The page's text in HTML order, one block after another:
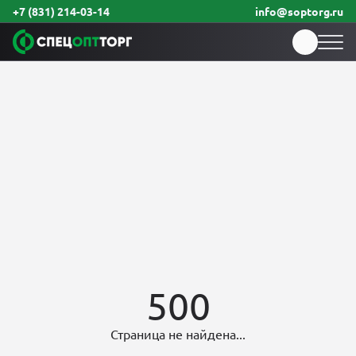
+7 (831) 214-03-14 info@soptorg.ru
500
Страница не найдена...